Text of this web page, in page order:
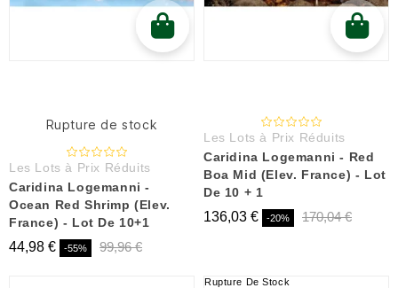
Rupture de stock
Les Lots à Prix Réduits
Caridina Logemanni -
Ocean Red Shrimp (Elev.
France) - Lot De 10+1
44,98 € -55% 99,96 €
Les Lots à Prix Réduits
Caridina Logemanni - Red
Boa Mid (Elev. France) - Lot
De 10 + 1
136,03 € -20% 170,04 €
Rupture De Stock